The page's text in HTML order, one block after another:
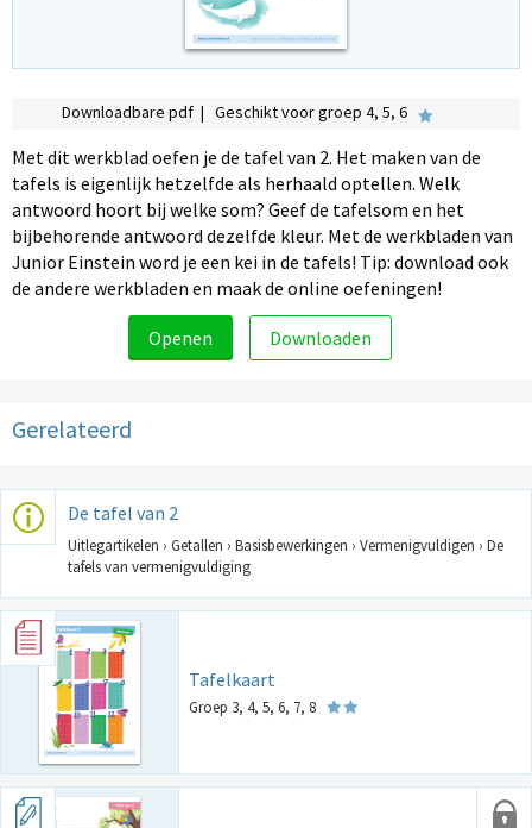
Downloadbare pdf | Geschikt voor groep 4, 5, 6
Met dit werkblad oefen je de tafel van 2. Het maken van de
tafels is eigenlijk hetzelfde als herhaald optellen. Welk
antwoord hoort bij welke som? Geef de tafelsom en het
bijbehorende antwoord dezelfde kleur. Met de werkbladen van
Junior Einstein word je een kei in de tafels! Tip: download ook
de andere werkbladen en maak de online oefeningen!
Openen Downloaden
Gerelateerd
De tafel van 2
Uitlegartikelen › Getallen › Basisbewerkingen › Vermenigvuldigen › De
tafels van vermenigvuldiging
Tafelkaart
Groep 3, 4, 5, 6, 7, 8